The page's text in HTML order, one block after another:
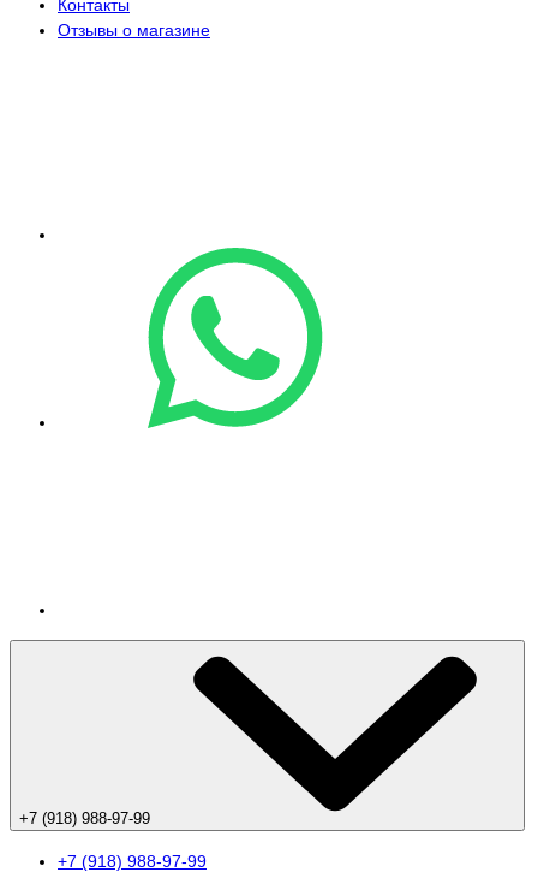
Контакты
Отзывы о магазине
+7 (918) 988-97-99
+7 (918) 988-97-99